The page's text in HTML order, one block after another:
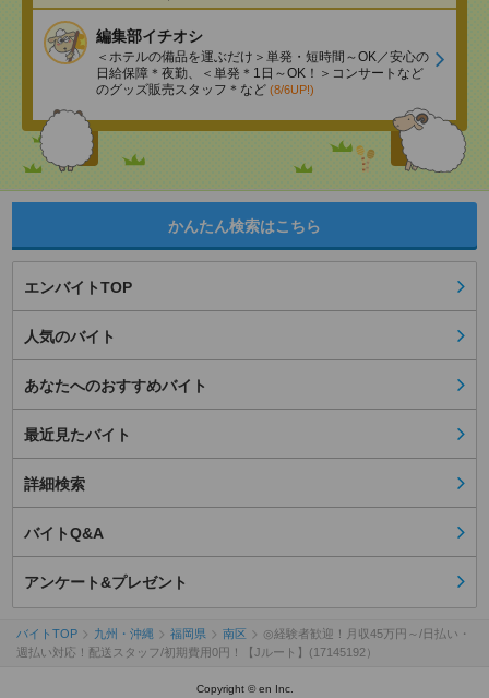
編集部イチオシ
＜ホテルの備品を運ぶだけ＞単発・短時間～OK／安心の
日給保障＊夜勤、＜単発＊1日～OK！＞コンサートなど
のグッズ販売スタッフ＊など (8/6UP!)
かんたん検索はこちら
エンバイトTOP
人気のバイト
あなたへのおすすめバイト
最近見たバイト
詳細検索
バイトQ&A
アンケート&プレゼント
バイトTOP 九州・沖縄 福岡県 南区
◎経験者歓迎！月収45万円～/日払い・
週払い対応！配送スタッフ/初期費用0円！【Jルート】(17145192）
Copyright © en Inc.